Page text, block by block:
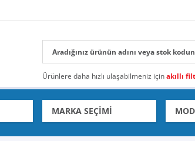
Ürünlere daha hızlı ulaşabilmeniz içinakıllı